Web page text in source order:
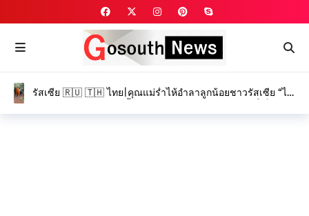
รัสเซีย 🇷🇺 🇹🇭 ไทย|คุณแม่ร่ำไห้อำลาลูกน้อยชาวรัสเซีย “ได
ด้วยความโศกเศร้า